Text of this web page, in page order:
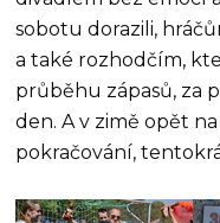
sobotu dorazili,
a také rozhodčím,
průběhu zápasů, za
den. A v zimě opět
pokračování,